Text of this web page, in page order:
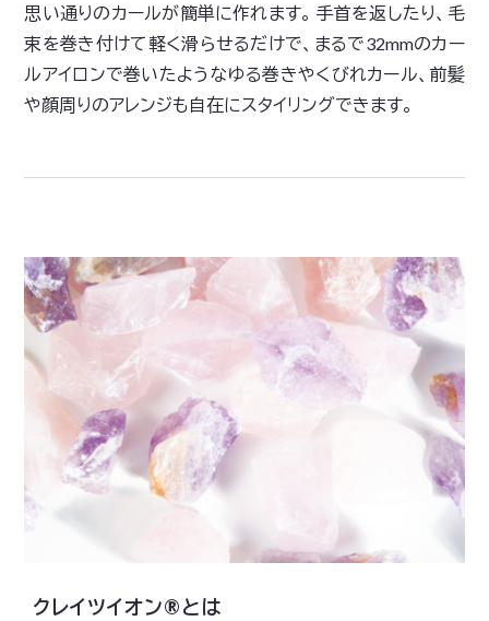
思い通りのカールが簡単に作れます。 手首を返したり、毛
束を巻き付けて軽く滑らせるだけで、まるで32mmのカー
ルアイロンで巻いたようなゆる巻きやくびれカール、前髪
や顔周りのアレンジも自在にスタイリングできます。
クレイツイオン®とは